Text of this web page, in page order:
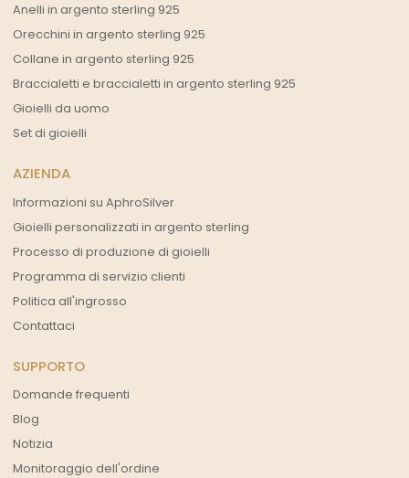
Anelli in argento sterling 925
Orecchini in argento sterling 925
Collane in argento sterling 925
Braccialetti e braccialetti in argento sterling 925
Gioielli da uomo
Set di gioielli
AZIENDA
Informazioni su AphroSilver
Gioielli personalizzati in argento sterling
Processo di produzione di gioielli
Programma di servizio clienti
Politica all'ingrosso
Contattaci
SUPPORTO
Domande frequenti
Blog
Notizia
Monitoraggio dell'ordine